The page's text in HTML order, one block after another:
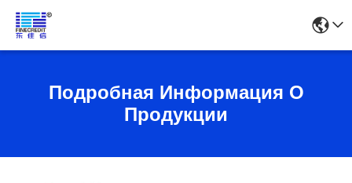
Подробная Информация О
Продукции